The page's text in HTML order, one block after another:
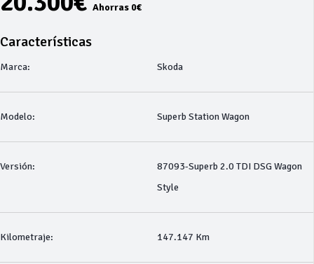
Ahorras 0€
Características
Marca: Skoda
Modelo: Superb Station Wagon
Versión:
87093-Superb 2.0 TDI DSG Wagon
Style
Kilometraje: 147.147 Km